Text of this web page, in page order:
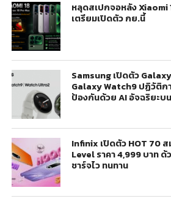
หลุดสเปกจอหลัง Xiaomi
เตรียมเปิดตัว กย.นี้
Samsung เปิดตัว
Galaxy Watch9 ปฏิวัติก
ป้องกันด้วย AI อัจฉริยะบ
Infinix เปิดตัว HOT 70
Level ราคา 4,999 บาท
ชาร์จไว ทนทาน